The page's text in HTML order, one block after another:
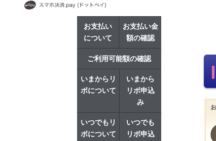
お支払い
について
お支払い金
額の確認
ご利用可能額の確認
いまからリ
ボについて
いまから
リボ申込
み
いつでもリ
ボについて
いつでも
リボ申込
ホーム